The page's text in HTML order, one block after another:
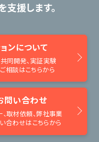
援します。
ンについて
同開発、 実証実験
ご相談はこちらから
問い合わせ
取材依頼、弊社事業
合わせはこちらから